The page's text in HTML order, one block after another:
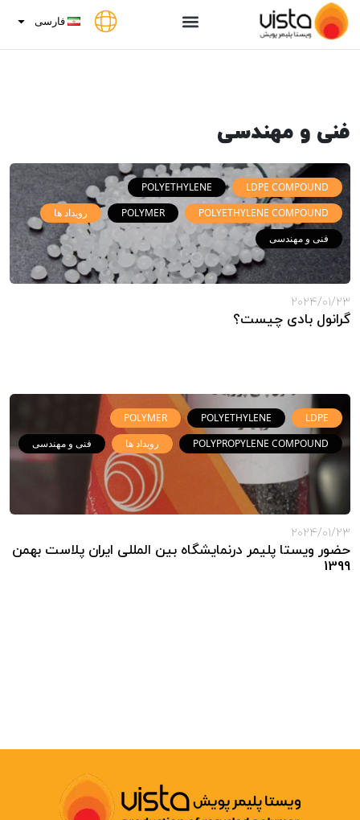
فارسی
فنی و مهندسی
LDPE COMPOUND
POLYETHYLENE
POLYETHYLENE COMPOUND
POLYMER
رویداد ها
فنی و مهندسی
2024/01/23
گرانول بادی چیست؟
LDPE
POLYETHYLENE
POLYMER
POLYPROPYLENE COMPOUND
رویداد ها فنی و مهندسی
2024/01/23
حضور ویستا پلیمر درنمایشگاه بین المللی ایران پلاست بهمن
1399